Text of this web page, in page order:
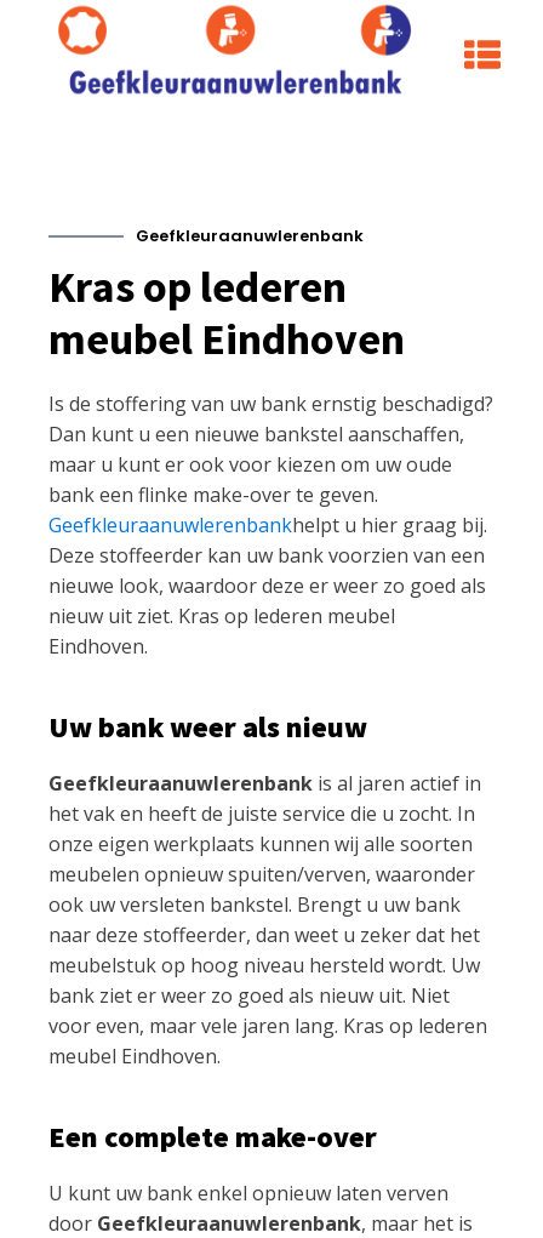
Geefkleuraanuwlerenbank
Kras op lederen
meubel Eindhoven
Is de stoffering van uw bank ernstig beschadigd?
Dan kunt u een nieuwe bankstel aanschaffen,
maar u kunt er ook voor kiezen om uw oude
bank een flinke make-over te geven.
Geefkleuraanuwlerenbankhelpt u hier graag bij.
Deze stoffeerder kan uw bank voorzien van een
nieuwe look, waardoor deze er weer zo goed als
nieuw uit ziet. Kras op lederen meubel
Eindhoven.
Uw bank weer als nieuw
Geefkleuraanuwlerenbank is al jaren actief in
het vak en heeft de juiste service die u zocht. In
onze eigen werkplaats kunnen wij alle soorten
meubelen opnieuw spuiten/verven, waaronder
ook uw versleten bankstel. Brengt u uw bank
naar deze stoffeerder, dan weet u zeker dat het
meubelstuk op hoog niveau hersteld wordt. Uw
bank ziet er weer zo goed als nieuw uit. Niet
voor even, maar vele jaren lang. Kras op lederen
meubel Eindhoven.
Een complete make-over
U kunt uw bank enkel opnieuw laten verven
door Geefkleuraanuwlerenbank, maar het is